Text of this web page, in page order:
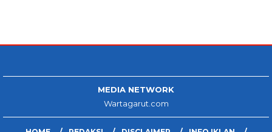
MEDIA NETWORK
Wartagarut.com